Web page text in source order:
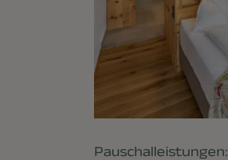
Pauschalleistungen: